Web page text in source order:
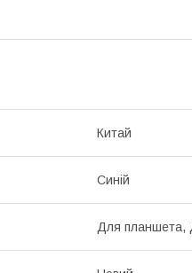
Китай
Синій
Для планшета,